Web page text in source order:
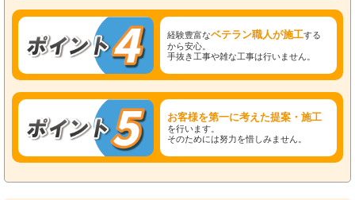
経験豊富なベテラン職人が施工する
から安心。
手抜き工事や雑な工事は行いません。
お客様を第一に考えた提案・施工
を行います。
そのためには努力を惜しみません。